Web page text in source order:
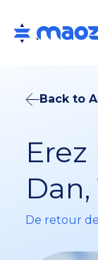
Back to
Dan,
De retour